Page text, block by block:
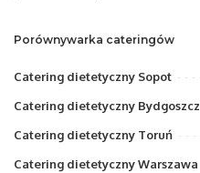
Porównywarka cateringów
Catering dietetyczny Sopot
Catering dietetyczny Bydgoszcz
Catering dietetyczny Toruń
Catering dietetyczny Warszawa